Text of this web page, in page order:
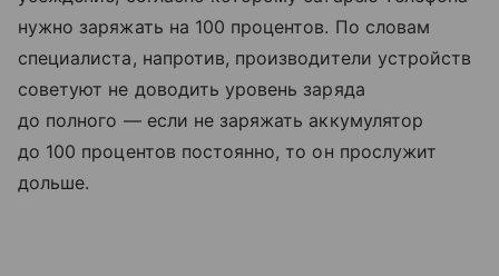
нужно заряжать на 100 процентов. По словам
специалиста, напротив, производители устройств
советуют не доводить уровень заряда
до полного — если не заряжать аккумулятор
до 100 процентов постоянно, то он прослужит
дольше.